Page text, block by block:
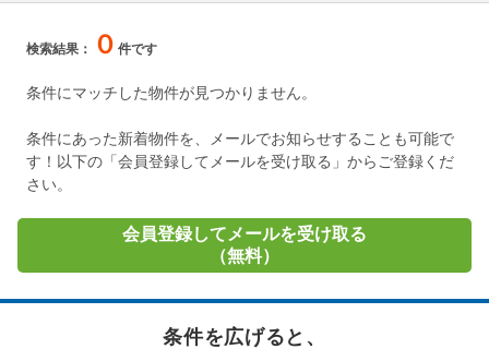
検索結果： ０ 件です
条件にマッチした物件が見つかりません。
条件にあった新着物件を、メールでお知らせすることも可能で
す！以下の「会員登録してメールを受け取る」からご登録くだ
さい。
会員登録してメールを受け取る
（無料）
条件を広げると、